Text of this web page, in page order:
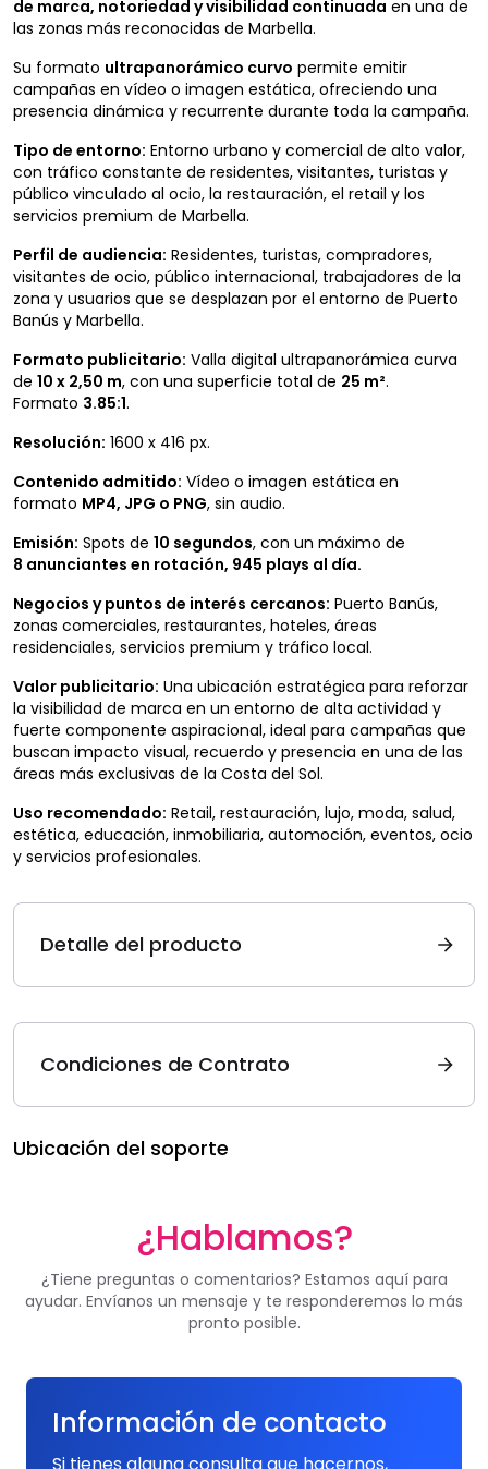
de marca, notoriedad y visibilidad continuada en una de
las zonas más reconocidas de Marbella.
Su formato ultrapanorámico curvo permite emitir
campañas en vídeo o imagen estática, ofreciendo una
presencia dinámica y recurrente durante toda la campaña.
Tipo de entorno: Entorno urbano y comercial de alto valor,
con tráfico constante de residentes, visitantes, turistas y
público vinculado al ocio, la restauración, el retail y los
servicios premium de Marbella.
Perfil de audiencia: Residentes, turistas, compradores,
visitantes de ocio, público internacional, trabajadores de la
zona y usuarios que se desplazan por el entorno de Puerto
Banús y Marbella.
Formato publicitario: Valla digital ultrapanorámica curva
de 10 x 2,50 m, con una superficie total de 25 m².
Formato 3.85:1.
Resolución: 1600 x 416 px.
Contenido admitido: Vídeo o imagen estática en
formato MP4, JPG o PNG, sin audio.
Emisión: Spots de 10 segundos, con un máximo de
8 anunciantes en rotación, 945 plays al día.
Negocios y puntos de interés cercanos: Puerto Banús,
zonas comerciales, restaurantes, hoteles, áreas
residenciales, servicios premium y tráfico local.
Valor publicitario: Una ubicación estratégica para reforzar
la visibilidad de marca en un entorno de alta actividad y
fuerte componente aspiracional, ideal para campañas que
buscan impacto visual, recuerdo y presencia en una de las
áreas más exclusivas de la Costa del Sol.
Uso recomendado: Retail, restauración, lujo, moda, salud,
estética, educación, inmobiliaria, automoción, eventos, ocio
y servicios profesionales.
Detalle del producto
Condiciones de Contrato
Ubicación del soporte
¿Hablamos?
¿Tiene preguntas o comentarios? Estamos aquí para
ayudar. Envíanos un mensaje y te responderemos lo más
pronto posible.
Información de contacto